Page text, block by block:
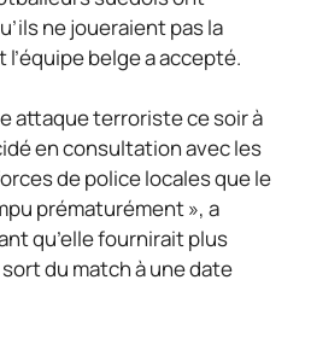
ne joueraient pas la
belge a accepté.
attaque terroriste ce soir à
en consultation avec les
de police locales que le
prématurément », a
qu’elle fournirait plus
du match à une date